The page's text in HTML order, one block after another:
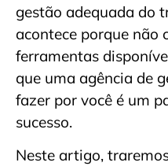
gestão adequada do
acontece porque não
ferramentas
que uma agência de
fazer por você é um
sucesso.
Neste artigo,